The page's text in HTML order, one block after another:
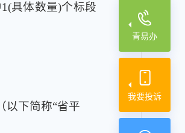
青易办
我要投诉
具体数量)个标段
以下简称“省平